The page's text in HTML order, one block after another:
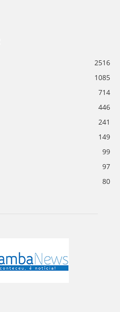
2516
1085
714
446
241
149
99
97
80